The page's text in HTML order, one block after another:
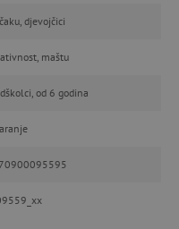
djevojčici
maštu
od 6 godina
osnovnu
te uređivanje